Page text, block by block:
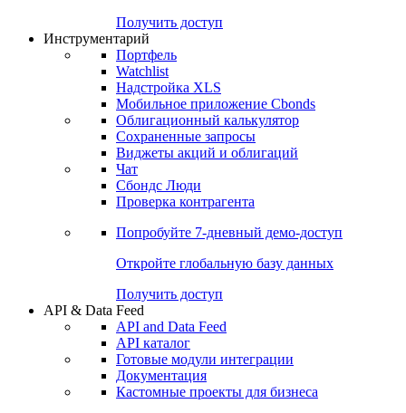
Получить доступ
Инструментарий
Портфель
Watchlist
Надстройка XLS
Мобильное приложение Cbonds
Облигационный калькулятор
Сохраненные запросы
Виджеты акций и облигаций
Чат
Сбондс Люди
Проверка контрагента
Попробуйте 7-дневный демо-доступ
Откройте глобальную базу данных
Получить доступ
API & Data Feed
API and Data Feed
API каталог
Готовые модули интеграции
Документация
Кастомные проекты для бизнеса